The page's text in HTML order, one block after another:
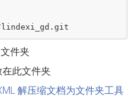
件夹
此文件夹
解压缩文档为文件夹工具